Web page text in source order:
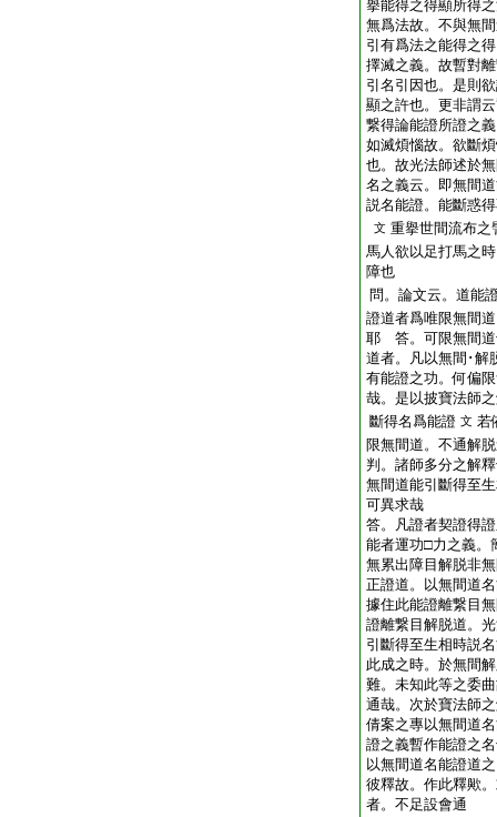
擧能得之得顯所得
無爲法故。不與無
引有爲法之能得之
擇滅之義。故暫對
引名引因也。是則
顯之許也。更非謂
繋得論能證所證之
如滅煩惱故。欲斷
也。故光法師述於
名之義云。即無間
説名能證。能斷惑
文 重擧世間流布之
馬人欲以足打馬之
障也
問。論文云。道能
證道者爲唯限無間
耶 答。可限無間
道者。凡以無間･解
有能證之功。何偏
哉。是以披寶法師
斷得名爲能證 文 若
限無間道。不通解
判。諸師多分之解
無間道能引斷得至
可異求哉
答。凡證者契證得
能者運功□力之義。
無累出障目解脱非
正證道。以無間道
據住此能證離繋目
證離繋目解脱道。
引斷得至生相時説
此成之時。於無間
難。未知此等之委
通哉。次於寶法師
倩案之專以無間道
證之義暫作能證之
以無間道名能證道
彼釋故。作此釋歟
者。不足設會通